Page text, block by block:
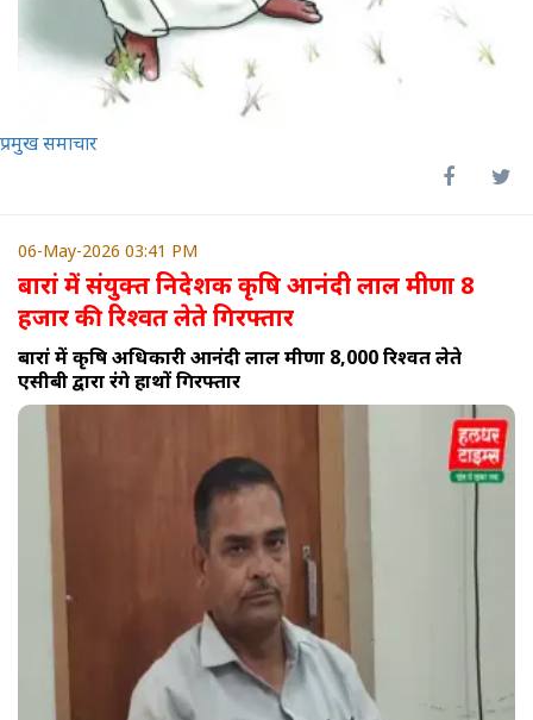
प्रमुख समाचार
06-May-2026 03:41 PM
बारां में संयुक्त निदेशक कृषि आनंदी लाल मीणा 8
हजार की रिश्वत लेते गिरफ्तार
बारां में कृषि अधिकारी आनंदी लाल मीणा 8,000 रिश्वत लेते
एसीबी द्वारा रंगे हाथों गिरफ्तार